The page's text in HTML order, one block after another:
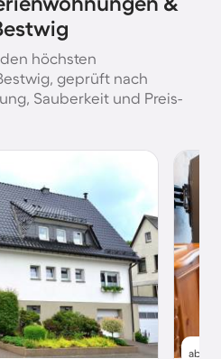
höchsten
geprüft nach
Sauberkeit und Preis-
ab